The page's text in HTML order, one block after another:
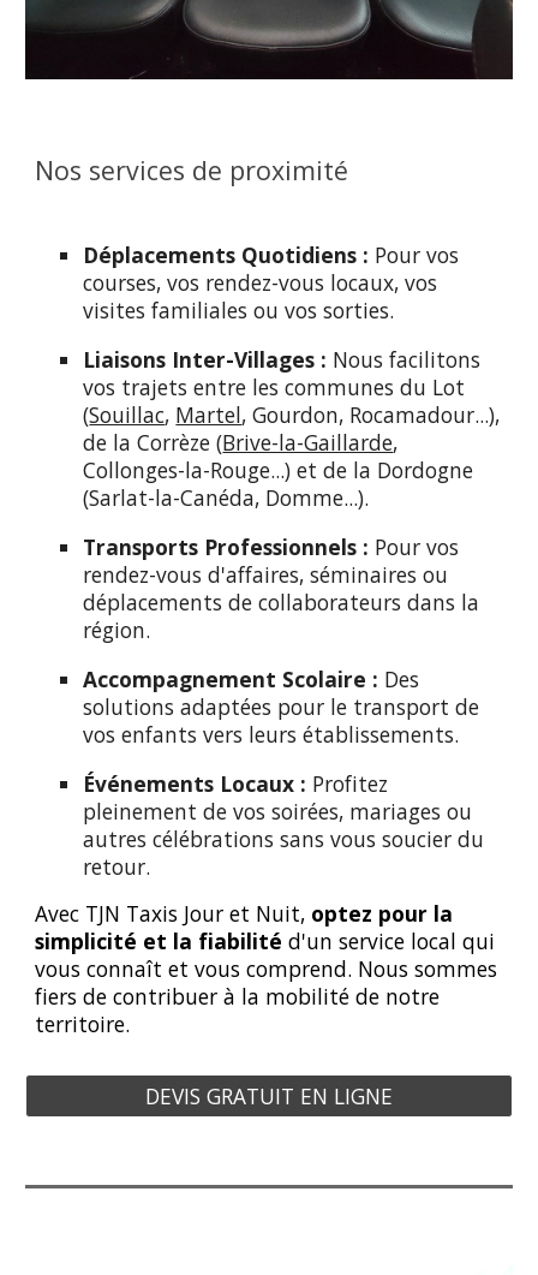
Nos services de proximité
Déplacements Quotidiens : Pour vos
courses, vos rendez-vous locaux, vos
visites familiales ou vos sorties.
Liaisons Inter-Villages : Nous facilitons
vos trajets entre les communes du Lot
(Souillac, Martel, Gourdon, Rocamadour...),
de la Corrèze (Brive-la-Gaillarde,
Collonges-la-Rouge...) et de la Dordogne
(Sarlat-la-Canéda, Domme...).
Transports Professionnels : Pour vos
rendez-vous d'affaires, séminaires ou
déplacements de collaborateurs dans la
région.
Accompagnement Scolaire : Des
solutions adaptées pour le transport de
vos enfants vers leurs établissements.
Événements Locaux : Profitez
pleinement de vos soirées, mariages ou
autres célébrations sans vous soucier du
retour.
Avec TJN Taxis Jour et Nuit, optez pour la
simplicité et la fiabilité d'un service local qui
vous connaît et vous comprend. Nous sommes
fiers de contribuer à la mobilité de notre
territoire.
DEVIS GRATUIT EN LIGNE